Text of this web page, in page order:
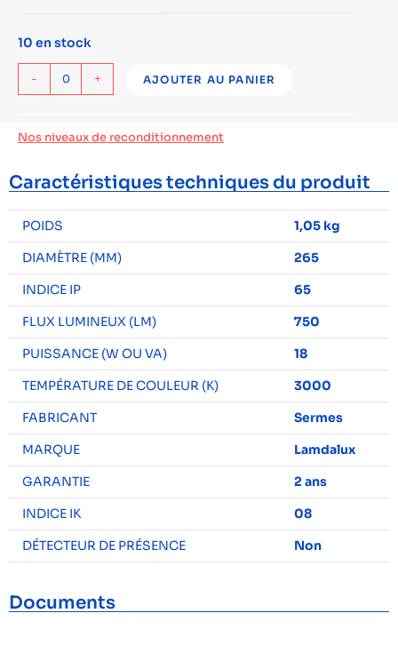
10 en stock
- + AJOUTER AU PANIER
Nos niveaux de reconditionnement
Caractéristiques techniques du produit
POIDS
1,05 kg
DIAMÈTRE (MM)
265
INDICE IP
65
FLUX LUMINEUX (LM)
750
PUISSANCE (W OU VA)
18
TEMPÉRATURE DE COULEUR (K)
3000
FABRICANT
Sermes
MARQUE
Lamdalux
GARANTIE
2 ans
INDICE IK
08
DÉTECTEUR DE PRÉSENCE
Non
Documents